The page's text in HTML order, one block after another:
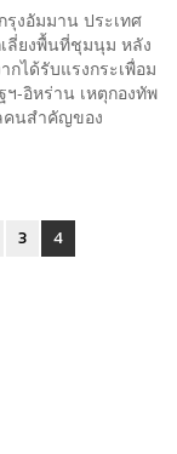
งอัมมาน ประเทศ
ลี่ยงพื้นที่ชุมนุม หลัง
กได้รับแรงกระเพื่อม
-อิหร่าน เหตุกองทัพ
คนสำคัญของ
3 4